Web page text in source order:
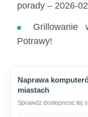
porady – 2026-
Grillowanie
Potrawy!
Naprawa
miastach
Sprawdz dostepnosc tej